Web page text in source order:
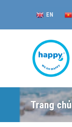
content
EN
Trang chủ